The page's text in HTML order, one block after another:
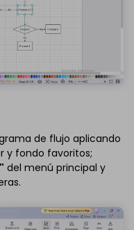
de flujo aplicando
y fondo favoritos;
del menú principal y